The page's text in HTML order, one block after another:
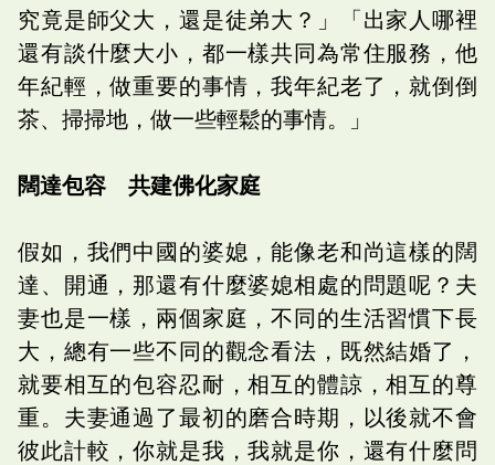
究竟是師父大，還是徒弟大？」「出家人哪裡
還有談什麼大小，都一樣共同為常住服務，他
年紀輕，做重要的事情，我年紀老了，就倒倒
茶、掃掃地，做一些輕鬆的事情。」
闊達包容 共建佛化家庭
假如，我們中國的婆媳，能像老和尚這樣的闊
達、開通，那還有什麼婆媳相處的問題呢？夫
妻也是一樣，兩個家庭，不同的生活習慣下長
大，總有一些不同的觀念看法，既然結婚了，
就要相互的包容忍耐，相互的體諒，相互的尊
重。夫妻通過了最初的磨合時期，以後就不會
彼此計較，你就是我，我就是你，還有什麼問